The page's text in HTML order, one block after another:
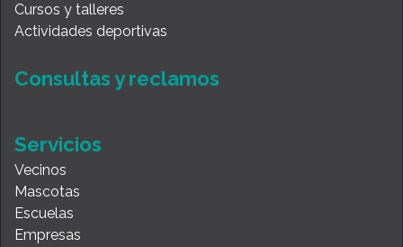
Cursos y talleres
Actividades deportivas
Consultas y reclamos
Servicios
Vecinos
Mascotas
Escuelas
Empresas